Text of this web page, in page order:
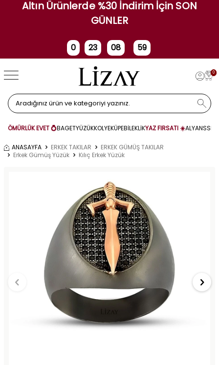
Altın Ürünlerde %30 İndirim İçin SON
GÜNLER
0
Gün
23
Saat
08 58
0
ÖMÜRLÜK EVET 💍BAGETYÜZÜKKOLYEKÜPEBİLEKLİKYAZ FIRSATI ☀️ALYANS
ANASAYFA ERKEK TAKILAR
ERKEK GÜMÜŞ TAKILAR
Erkek Gümüş Yüzük
Kılıç Erkek Yüzük